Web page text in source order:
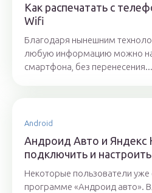
Как распечатать с
Wifi
Благодаря нынешним
любую информацию можно
смартфона, без перенесения...
Android
Андроид Авто и Яндекс
подключить и настроить
Некоторые пользователи
программе «Андроид авто».